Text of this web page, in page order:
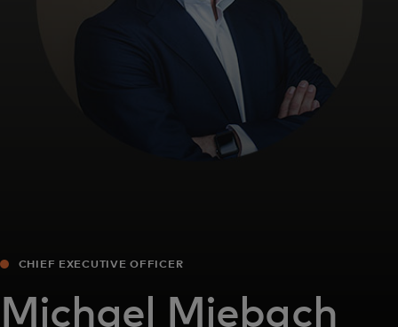
Notícias e tendências
CHIEF EXECUTIVE OFFICER
Michael Miebach